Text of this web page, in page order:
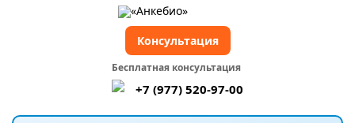
Бесплатная консультация
+7 (977) 520-97-00
Консультация